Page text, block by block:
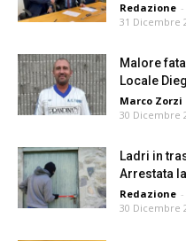
Redazione -
31 Dicembre
Malore
Locale
Marco Zorzi
30 Dicembre
Ladri in
Arrestata
Redazione -
30 Dicembre